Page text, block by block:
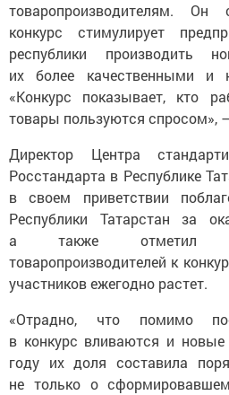
товаропроизводителям.
конкурс стимулирует
республики производить
их более качественными и
«Конкурс показывает, кто
товары пользуются спросом»,
Директор Центра
Росстандарта в Республике
в своем приветствии
Республики Татарстан за
а также отметил
товаропроизводителей к
участников ежегодно растет.
«Отрадно, что помимо
в конкурс вливаются и новые
году их доля составила
не только о